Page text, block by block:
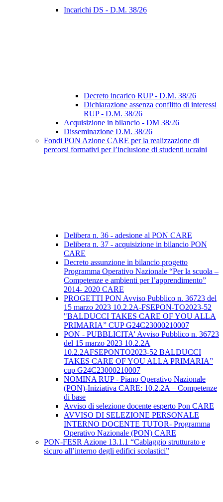
Incarichi DS - D.M. 38/26
Decreto incarico RUP - D.M. 38/26
Dichiarazione assenza conflitto di interessi
RUP - D.M. 38/26
Acquisizione in bilancio - DM 38/26
Disseminazione D.M. 38/26
Fondi PON Azione CARE per la realizzazione di
percorsi formativi per l’inclusione di studenti ucraini
Delibera n. 36 - adesione al PON CARE
Delibera n. 37 - acquisizione in bilancio PON
CARE
Decreto assunzione in bilancio progetto
Programma Operativo Nazionale “Per la scuola –
Competenze e ambienti per l’apprendimento”
2014- 2020 CARE
PROGETTI PON Avviso Pubblico n. 36723 del
15 marzo 2023 10.2.2A-FSEPON-TO2023-52
"BALDUCCI TAKES CARE OF YOU ALLA
PRIMARIA” CUP G24C23000210007
PON - PUBBLICITA' Avviso Pubblico n. 36723
del 15 marzo 2023 10.2.2A
10.2.2AFSEPONTO2023-52 BALDUCCI
TAKES CARE OF YOU ALLA PRIMARIA”
cup G24C23000210007
NOMINA RUP - Piano Operativo Nazionale
(PON)-Iniziativa CARE: 10.2.2A – Competenze
di base
Avviso di selezione docente esperto Pon CARE
AVVISO DI SELEZIONE PERSONALE
INTERNO DOCENTE TUTOR- Programma
Operativo Nazionale (PON) CARE
PON-FESR Azione 13.1.1 “Cablaggio strutturato e
sicuro all’interno degli edifici scolastici”